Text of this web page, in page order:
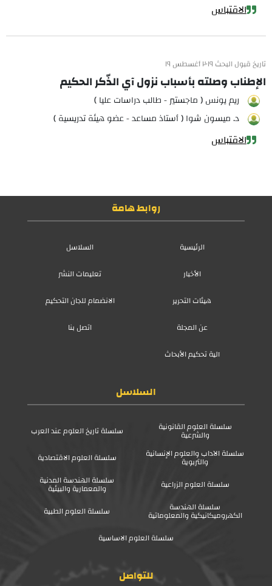
الاقتباس
تاريخ قبول البحث ٢٠١٩ أغسطس ١٩
الإطناب وصلته بأسباب نزول آي الذّكر الحكيم
ريم يونس ( ماجستير - طالب دراسات عليا )
د. ميسون شوا ( أستاذ مساعد - عضو هيئة تدريسية )
الاقتباس
روابط هامة
الرئيسية
السلاسل
الأخبار
تعليمات النشر
هيئات التحرير
الانضمام للجان التحكيم
عن المجلة
اتصل بنا
آلية تحكيم الأبحاث
السلاسل
سلسلة العلوم القانونية
والشرعية
سلسلة تاريخ العلوم عند العرب
سلسلة الآداب والعلوم الإنسانية
والتربوية
سلسلة العلوم الاقتصادية
سلسلة العلوم الزراعية
سلسلة الهندسة المدنية
والمعمارية والبيئية
سلسلة الهندسة
الكهروميكانيكية والمعلوماتية
سلسلة العلوم الطبية
سلسلة العلوم الاساسية
للتواصل